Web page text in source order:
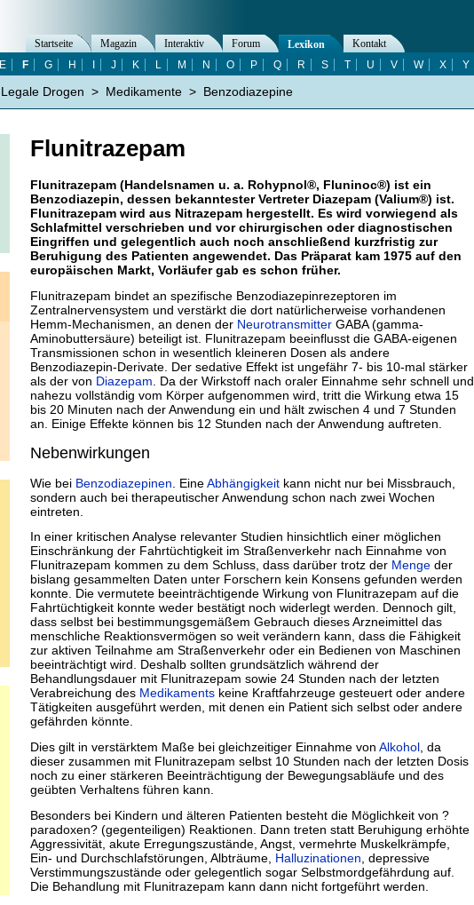
Flunitrazepam
Flunitrazepam (Handelsnamen u. a. Rohypnol®, Fluninoc®) ist ein
Benzodiazepin, dessen bekanntester Vertreter Diazepam (Valium®) ist.
Flunitrazepam wird aus Nitrazepam hergestellt. Es wird vorwiegend als
Schlafmittel verschrieben und vor chirurgischen oder diagnostischen
Eingriffen und gelegentlich auch noch anschließend kurzfristig zur
Beruhigung des Patienten angewendet. Das Präparat kam 1975 auf den
europäischen Markt, Vorläufer gab es schon früher.
Flunitrazepam bindet an spezifische Benzodiazepinrezeptoren im
Zentralnervensystem und verstärkt die dort natürlicherweise vorhandenen
Hemm-Mechanismen, an denen der Neurotransmitter GABA (gamma-
Aminobuttersäure) beteiligt ist. Flunitrazepam beeinflusst die GABA-eigenen
Transmissionen schon in wesentlich kleineren Dosen als andere
Benzodiazepin-Derivate. Der sedative Effekt ist ungefähr 7- bis 10-mal stärker
als der von Diazepam . Da der Wirkstoff nach oraler Einnahme sehr schnell und
nahezu vollständig vom Körper aufgenommen wird, tritt die Wirkung etwa 15
bis 20 Minuten nach der Anwendung ein und hält zwischen 4 und 7 Stunden
an. Einige Effekte können bis 12 Stunden nach der Anwendung auftreten.
Nebenwirkungen
Wie bei Benzodiazepinen . EineAbhängigkeit kann nicht nur bei Missbrauch,
sondern auch bei therapeutischer Anwendung schon nach zwei Wochen
eintreten.
In einer kritischen Analyse relevanter Studien hinsichtlich einer möglichen
Einschränkung der Fahrtüchtigkeit im Straßenverkehr nach Einnahme von
Flunitrazepam kommen zu dem Schluss, dass darüber trotz der Menge der
bislang gesammelten Daten unter Forschern kein Konsens gefunden werden
konnte. Die vermutete beeinträchtigende Wirkung von Flunitrazepam auf die
Fahrtüchtigkeit konnte weder bestätigt noch widerlegt werden. Dennoch gilt,
dass selbst bei bestimmungsgemäßem Gebrauch dieses Arzneimittel das
menschliche Reaktionsvermögen so weit verändern kann, dass die Fähigkeit
zur aktiven Teilnahme am Straßenverkehr oder ein Bedienen von Maschinen
beeinträchtigt wird. Deshalb sollten grundsätzlich während der
Behandlungsdauer mit Flunitrazepam sowie 24 Stunden nach der letzten
Verabreichung des Medikaments keine Kraftfahrzeuge gesteuert oder andere
Tätigkeiten ausgeführt werden, mit denen ein Patient sich selbst oder andere
gefährden könnte.
Dies gilt in verstärktem Maße bei gleichzeitiger Einnahme von Alkohol , da
dieser zusammen mit Flunitrazepam selbst 10 Stunden nach der letzten Dosis
noch zu einer stärkeren Beeinträchtigung der Bewegungsabläufe und des
geübten Verhaltens führen kann.
Besonders bei Kindern und älteren Patienten besteht die Möglichkeit von ?
paradoxen? (gegenteiligen) Reaktionen. Dann treten statt Beruhigung erhöhte
Aggressivität, akute Erregungszustände, Angst, vermehrte Muskelkrämpfe,
Ein- und Durchschlafstörungen, Albträume, Halluzinationen , depressive
Verstimmungszustände oder gelegentlich sogar Selbstmordgefährdung auf.
Die Behandlung mit Flunitrazepam kann dann nicht fortgeführt werden.
Startseite Magazin Interaktiv Forum Lexikon
Kontakt
E F G H J K L M N O P Q R S T U V W X Y
Legale Drogen > Medikamente > Benzodiazepine